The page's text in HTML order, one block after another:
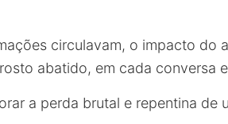
circulavam, o impacto do
abatido, em cada conversa
a perda brutal e repentina de